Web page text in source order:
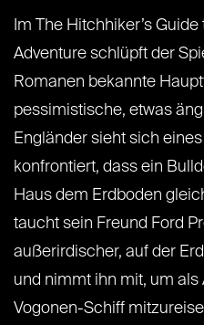
Im The Hitchhiker’s
Adventure schlüpft der
Romanen bekannte
pessimistische, etwas
Engländer sieht sich
konfrontiert, dass ein
Haus dem Erdboden
taucht sein Freund Ford
außerirdischer, auf der
und nimmt ihn mit, um als
Vogonen-Schiff